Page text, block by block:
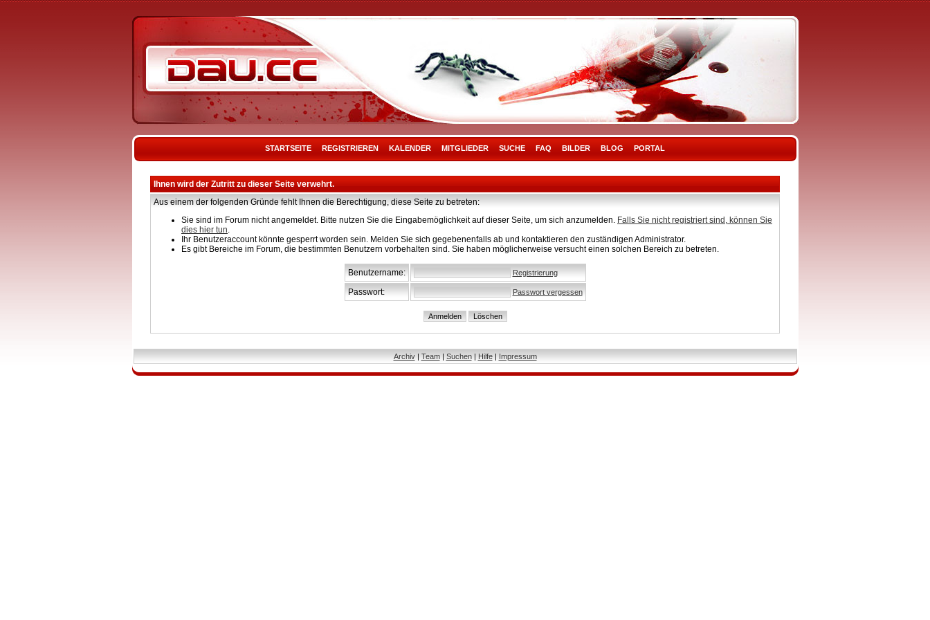
STARTSEITE REGISTRIEREN KALENDER MITGLIEDER SUCHE FAQ BILDER BLOG PORTAL
Ihnen wird der Zutritt zu dieser Seite verwehrt.
Aus einem der folgenden Gründe fehlt Ihnen die Berechtigung, diese Seite zu betreten:
Sie sind im Forum nicht angemeldet. Bitte nutzen Sie die Eingabemöglichkeit auf dieser Seite, um sich anzumelden. Falls Sie nicht registriert sind, können Sie
dies hier tun.
Ihr Benutzeraccount könnte gesperrt worden sein. Melden Sie sich gegebenenfalls ab und kontaktieren den zuständigen Administrator.
Es gibt Bereiche im Forum, die bestimmten Benutzern vorbehalten sind. Sie haben möglicherweise versucht einen solchen Bereich zu betreten.
Benutzername: Registrierung
Passwort: Passwort vergessen
Archiv| Team| Suchen| Hilfe| Impressum